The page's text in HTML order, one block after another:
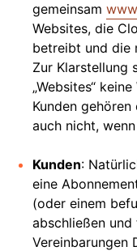
gemeinsam
Websites, die
betreibt und die
Zur Klarstellung
„Websites“
Kunden
auch nicht,
Kunden:
eine
(oder einem
abschließen
Vereinbarungen